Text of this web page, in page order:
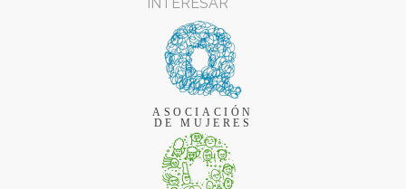
ASOCIACIÓN
DE MUJERES